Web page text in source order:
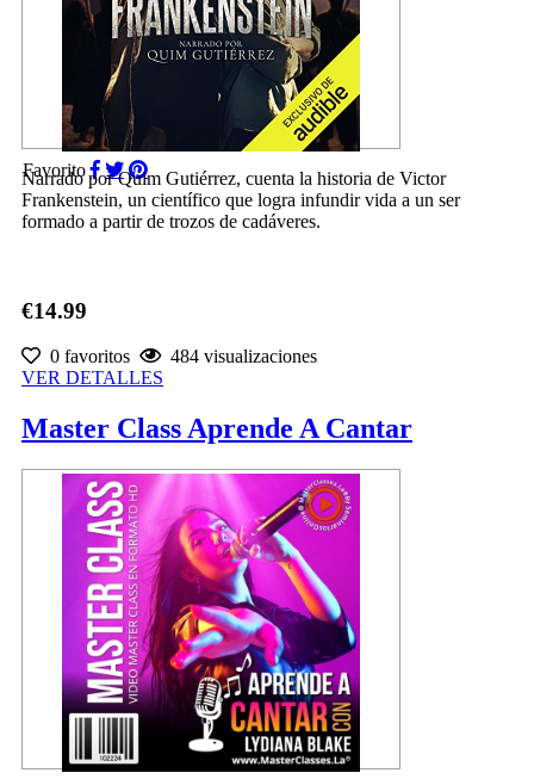
Favorito
Narrado por Quim Gutiérrez, cuenta la historia de Victor
Frankenstein, un científico que logra infundir vida a un ser
formado a partir de trozos de cadáveres.
€14.99
0 favoritos
484 visualizaciones
VER DETALLES
Master Class Aprende A Cantar